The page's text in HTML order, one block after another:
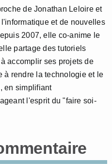
de Jonathan Leloire et
et de nouvelles
2007, elle co-anime le
partage des tutoriels
accomplir ses projets de
à rendre la technologie et le
en simplifiant
l'esprit du "faire soi-